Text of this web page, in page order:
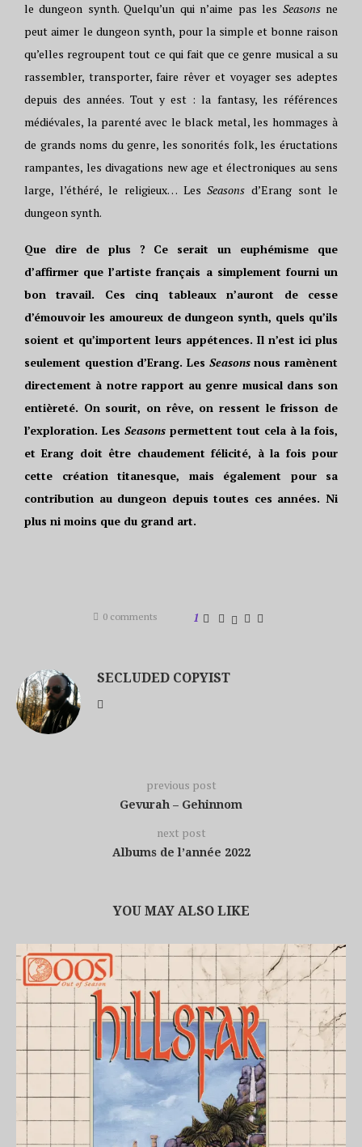
le dungeon synth. Quelqu’un qui n’aime pas les Seasons ne
peut aimer le dungeon synth, pour la simple et bonne raison
qu’elles regroupent tout ce qui fait que ce genre musical a su
rassembler, transporter, faire rêver et voyager ses adeptes
depuis des années. Tout y est : la fantasy, les références
médiévales, la parenté avec le black metal, les hommages à
de grands noms du genre, les sonorités folk, les éructations
rampantes, les divagations new age et électroniques au sens
large, l’éthéré, le religieux… LesSeasons d’Erang sont le
dungeon synth.
Que dire de plus ? Ce serait un euphémisme que
d’affirmer que l’artiste français a simplement fourni un
bon travail. Ces cinq tableaux n’auront de cesse
d’émouvoir les amoureux de dungeon synth, quels qu’ils
soient et qu’importent leurs appétences. Il n’est ici plus
seulement question d’Erang. Les Seasonsnous ramènent
directement à notre rapport au genre musical dans son
entièreté. On sourit, on rêve, on ressent le frisson de
l’exploration. Les Seasons permettent tout cela à la fois,
et Erang doit être chaudement félicité, à la fois pour
cette création titanesque, mais également pour sa
contribution au dungeon depuis toutes ces années. Ni
plus ni moins que du grand art.
0 comments 1
SECLUDED COPYIST
previous post
Gevurah – Gehinnom
next post
Albums de l’année 2022
YOU MAY ALSO LIKE